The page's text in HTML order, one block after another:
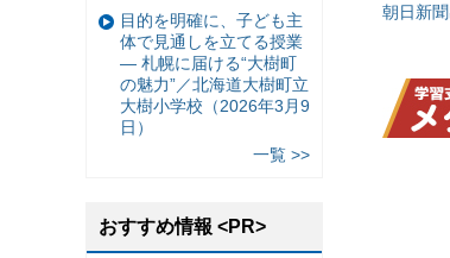
朝日新
目的を明確に、子ども主
体で見通しを立てる授業
— 札幌に届ける“大樹町
の魅力”／北海道大樹町立
大樹小学校（2026年3月9
日）
一覧 >>
おすすめ情報 <PR>